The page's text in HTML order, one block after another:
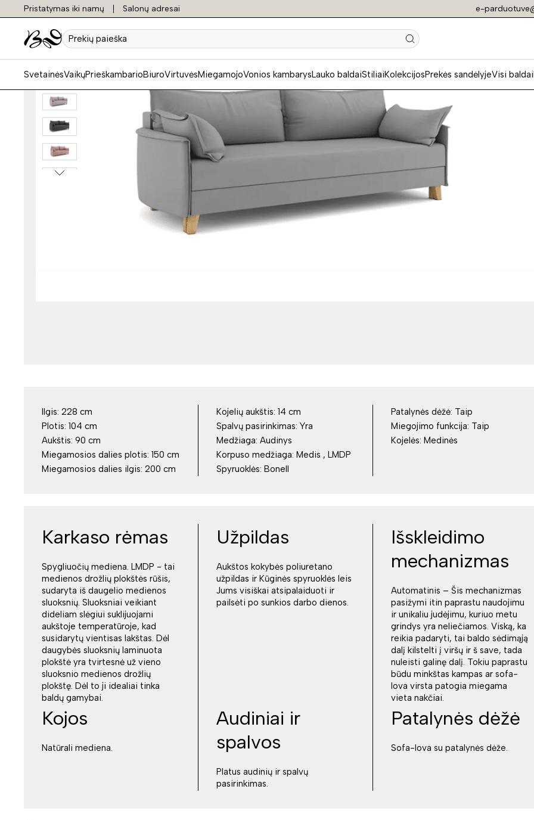
Pristatymas iki namų Salonų adresai e-
Prekių
paieška
SvetainėsVaikųPrieškambarioBiuroVirtuvėsMiegamojoVonios kambarysLauko baldaiStiliaiKolekcijosPrekės sandėlyjeVisi baldai
Ilgis: 228 cm
Plotis: 104 cm
Aukštis: 90 cm
Miegamosios dalies plotis: 150 cm
Miegamosios dalies ilgis: 200 cm
Kojelių aukštis: 14 cm
Spalvų pasirinkimas: Yra
Medžiaga: Audinys
Korpuso medžiaga:
Medis , LMDP
Spyruoklės: Bonell
Patalynės dėžė: Taip
Miegojimo funkcija: Taip
Kojelės: Medinės
Karkaso rėmas
Spygliuočių mediena. LMDP - tai
medienos drožlių plokštės rūšis,
sudaryta iš daugelio medienos
sluoksnių. Sluoksniai veikiant
dideliam slėgiui suklijuojami
aukštoje temperatūroje, kad
susidarytų vientisas lakštas. Dėl
daugybės sluoksnių laminuota
plokštė yra tvirtesnė už vieno
sluoksnio medienos drožlių
plokštę. Dėl to ji idealiai tinka
baldų gamybai.
Užpildas
Aukštos kokybės poliuretano
užpildas ir Kūginės spyruoklės leis
Jums visiškai atsipalaiduoti ir
pailsėti po sunkios darbo dienos.
Išskleidimo
mechanizmas
Automatinis – Šis mechanizmas
pasižymi itin paprastu naudojimu
ir unikaliu judėjimu, kuriuo metu
grindys yra neliečiamos. Viską, ka
reikia padaryti, tai baldo sėdimąją
dalį kilstelti į viršų ir š save, tada
nuleisti galinę dalį. Tokiu paprastu
būdu minkštas kampas ar sofa-
lova virsta patogia miegama
vieta nakčiai.
Kojos
Natūrali mediena.
Audiniai ir
spalvos
Platus audinių ir spalvų
pasirinkimas.
Patalynės dėžė
Sofa-lova su patalynės dėže.